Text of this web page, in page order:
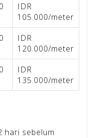
IDR
105.000/meter
IDR
120.000/meter
IDR
135.000/meter
hari sebelum